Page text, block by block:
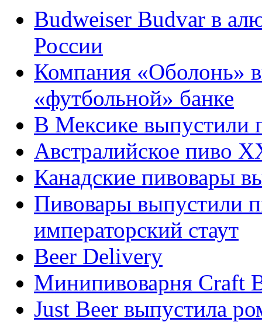
Budweiser Budvar в
России
Компания «Оболонь»
«футбольной» банке
В Мексике выпустили
Австралийское пиво
Канадские пивовары
Пивовары выпустили
императорский стаут
Beer Delivery
Минипивоварня Craft
Just Beer выпустила